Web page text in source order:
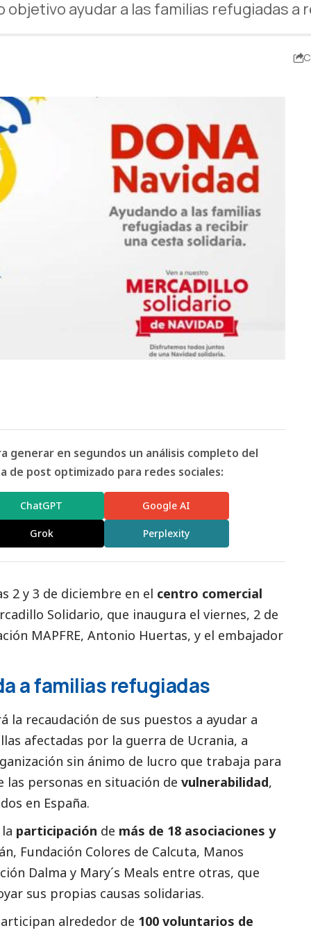
objetivo ayudar a las familias refugiadas a
generar en segundos un análisis completo del
de post optimizado para redes sociales:
ChatGPT Google AI
Grok Perplexity
2 y 3 de diciembre en el centro comercial
Solidario, que inaugura el viernes, 2 de
MAPFRE, Antonio Huertas, y el embajador
a familias refugiadas
la recaudación de sus puestos a ayudar a
afectadas por la guerra de Ucrania, a
sin ánimo de lucro que trabaja para
las personas en situación de vulnerabilidad,
en España.
participación de más de 18 asociaciones y
Fundación Colores de Calcuta, Manos
Dalma y Mary´s Meals entre otras, que
sus propias causas solidarias.
alrededor de 100 voluntarios de